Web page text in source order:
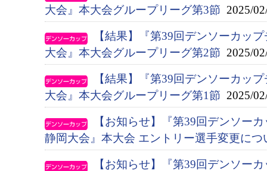
大会』本大会グループリーグ第3節 2025/
【結果】『第39回デンソーカッ
大会』本大会グループリーグ第2節 2025/
【結果】『第39回デンソーカッ
大会』本大会グループリーグ第1節 2025/
【お知らせ】『第39回デンソー
静岡大会』本大会 エントリー選手変更につ
【お知らせ】『第39回デンソー